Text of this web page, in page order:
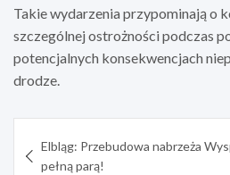
Takie wydarzenia przypominają o
szczególnej ostrożności podczas
potencjalnych konsekwencjach
drodze.
wpisu
Elbląg: Przebudowa nabrzeża
pełną parą!